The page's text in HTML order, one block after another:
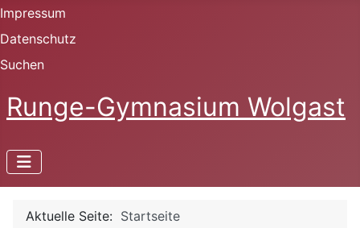
Impressum
Datenschutz
Suchen
Runge-Gymnasium Wolgast
Aktuelle Seite: Startseite